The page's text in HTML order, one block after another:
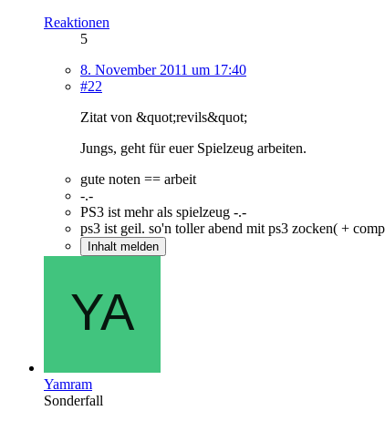
Reaktionen
5
8. November 2011 um 17:40
#22
Zitat von &quot;revils&quot;
Jungs, geht für euer Spielzeug arbeiten.
gute noten == arbeit
-.-
PS3 ist mehr als spielzeug -.-
ps3 ist geil. so'n toller abend mit ps3 zocken( +
Inhalt melden
Yamram
Sonderfall